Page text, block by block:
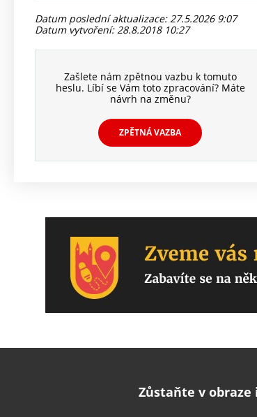
(VFN) patří k největším a nejvýznamnějším
Datum poslední aktualizace: 27.5.2026 9:07
Datum vytvoření: 28.8.2018 10:27
Zašlete nám zpětnou vazbu k tomuto
heslu. Líbí se Vám toto zpracování? Máte
návrh na změnu?
ZPĚTNÁ VAZBA
Zůstaňte v obraze